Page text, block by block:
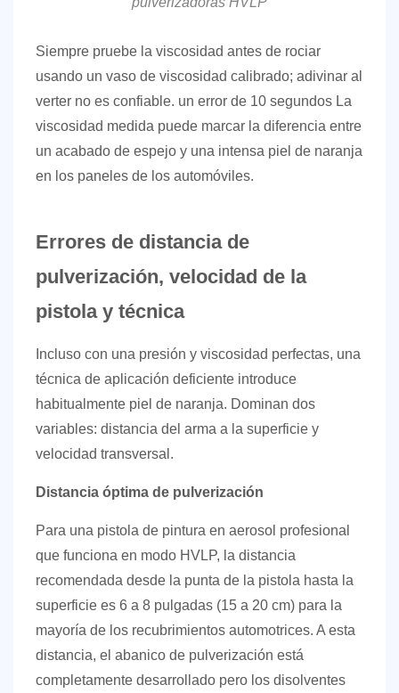
Siempre pruebe la viscosidad antes de rociar
usando un vaso de viscosidad calibrado; adivinar al
verter no es confiable. un error de 10 segundos La
viscosidad medida puede marcar la diferencia entre
un acabado de espejo y una intensa piel de naranja
en los paneles de los automóviles.
Errores de distancia de
pulverización, velocidad de la
pistola y técnica
Incluso con una presión y viscosidad perfectas, una
técnica de aplicación deficiente introduce
habitualmente piel de naranja. Dominan dos
variables: distancia del arma a la superficie y
velocidad transversal.
Distancia óptima de pulverización
Para una pistola de pintura en aerosol profesional
que funciona en modo HVLP, la distancia
recomendada desde la punta de la pistola hasta la
superficie es 6 a 8 pulgadas (15 a 20 cm) para la
mayoría de los recubrimientos automotrices. A esta
distancia, el abanico de pulverización está
completamente desarrollado pero los disolventes